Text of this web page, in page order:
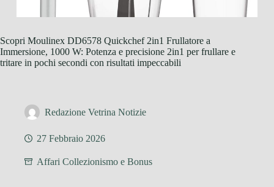
Scopri Moulinex DD6578 Quickchef 2in1 Frullatore a
Immersione, 1000 W: Potenza e precisione 2in1 per frullare e
tritare in pochi secondi con risultati impeccabili
Redazione Vetrina Notizie
27 Febbraio 2026
Affari Collezionismo e Bonus